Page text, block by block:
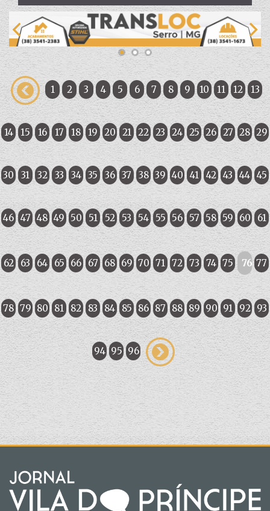
1 2 3 4 5 6 7 8 9 10 11 12 13
14 15 16 17 18 19 20 21 22 23 24 25 26 27 28 29
30 31 32 33 34 35 36 37 38 39 40 41 42 43 44 45
46 47 48 49 50 51 52 53 54 55 56 57 58 59 60 61
62 63 64 65 66 67 68 69 70 71 72 73 74 75 76 77
78 79 80 81 82 83 84 85 86 87 88 89 90 91 92 93
94 95 96